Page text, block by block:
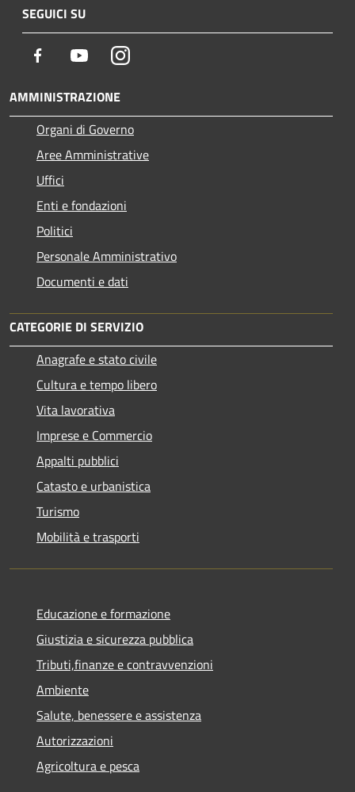
SEGUICI SU
Facebook YoutubeInstagram
AMMINISTRAZIONE
Organi di Governo
Aree Amministrative
Uffici
Enti e fondazioni
Politici
Personale Amministrativo
Documenti e dati
CATEGORIE DI SERVIZIO
Anagrafe e stato civile
Cultura e tempo libero
Vita lavorativa
Imprese e Commercio
Appalti pubblici
Catasto e urbanistica
Turismo
Mobilità e trasporti
Educazione e formazione
Giustizia e sicurezza pubblica
Tributi,finanze e contravvenzioni
Ambiente
Salute, benessere e assistenza
Autorizzazioni
Agricoltura e pesca